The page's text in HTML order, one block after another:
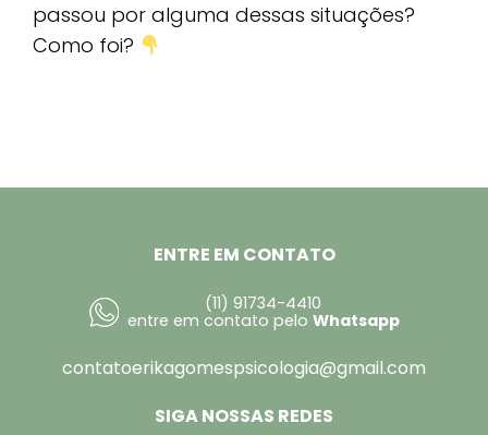
passou por alguma dessas situações?
Como foi?
ENTRE EM CONTATO
(11) 91734-4410
entre em contato pelo Whatsapp
contatoerikagomespsicologia@gmail.com
SIGA NOSSAS REDES